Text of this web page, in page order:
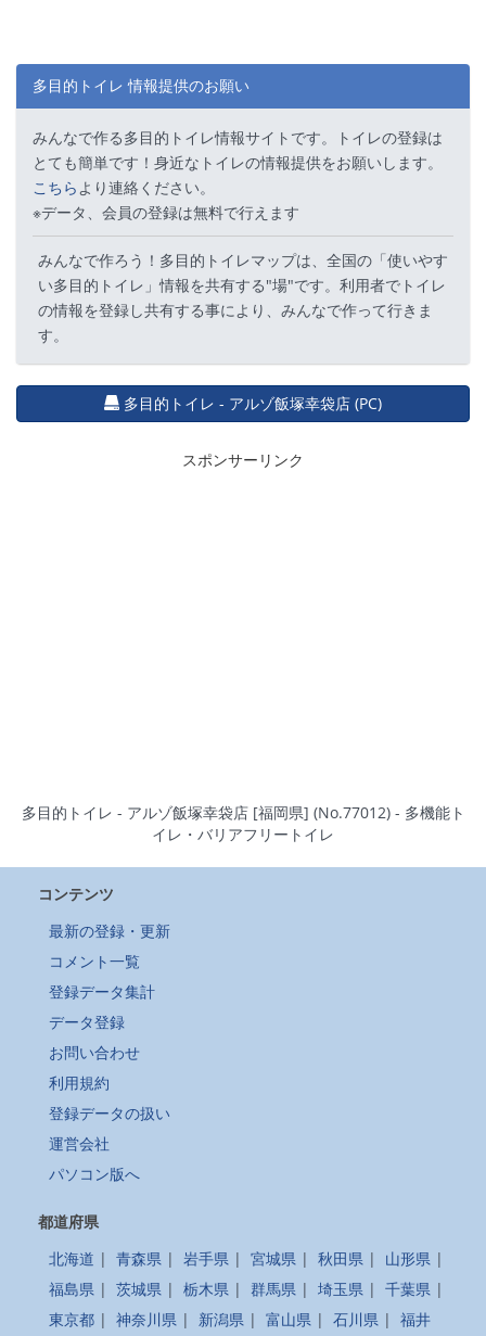
多目的トイレ 情報提供のお願い
みんなで作る多目的トイレ情報サイトです。トイレの登録は
とても簡単です！身近なトイレの情報提供をお願いします。
こちらより連絡ください。
※データ、会員の登録は無料で行えます
みんなで作ろう！多目的トイレマップは、全国の「使いやす
い多目的トイレ」情報を共有する"場"です。利用者でトイレ
の情報を登録し共有する事により、みんなで作って行きま
す。
多目的トイレ - アルゾ飯塚幸袋店 (PC)
スポンサーリンク
多目的トイレ - アルゾ飯塚幸袋店 [福岡県] (No.77012) - 多機能ト
イレ・バリアフリートイレ
コンテンツ
最新の登録・更新
コメント一覧
登録データ集計
データ登録
お問い合わせ
利用規約
登録データの扱い
運営会社
パソコン版へ
都道府県
北海道 | 青森県 | 岩手県 | 宮城県 | 秋田県 | 山形県 |
福島県 | 茨城県 | 栃木県 | 群馬県 | 埼玉県 | 千葉県 |
東京都 | 神奈川県 | 新潟県 | 富山県 | 石川県 | 福井